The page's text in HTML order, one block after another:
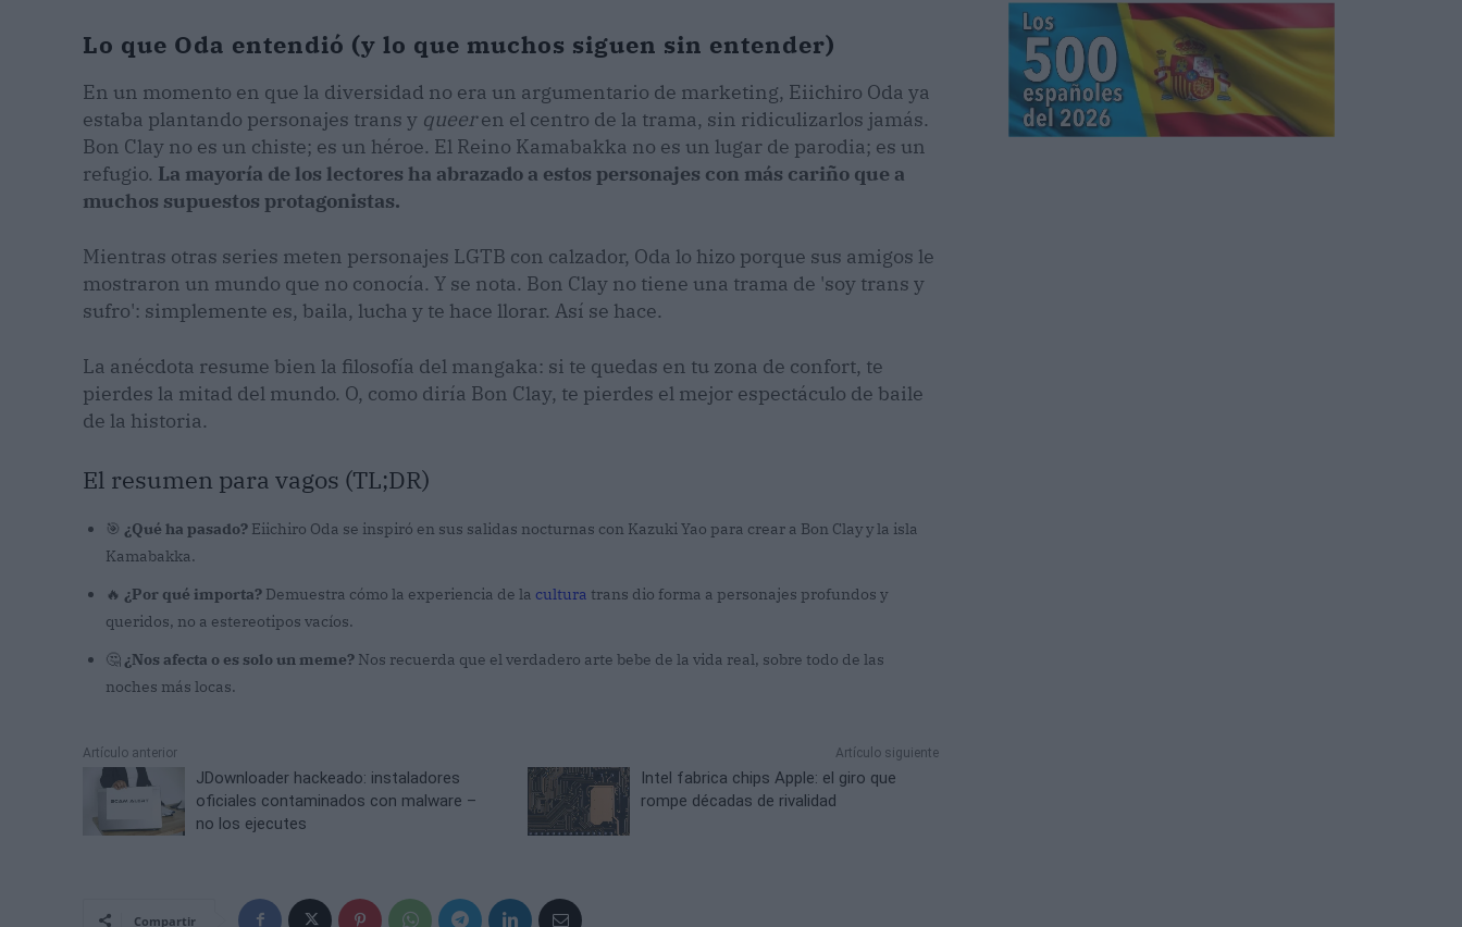
Lo que Oda entendió (y lo que muchos siguen sin entender)
En un momento en que la diversidad no era un argumentario de marketing, Eiichiro Oda ya
estaba plantando personajes trans y queeren el centro de la trama, sin ridiculizarlos jamás.
Bon Clay no es un chiste; es un héroe. El Reino Kamabakka no es un lugar de parodia; es un
refugio. La mayoría de los lectores ha abrazado a estos personajes con más cariño que a
muchos supuestos protagonistas.
Mientras otras series meten personajes LGTB con calzador, Oda lo hizo porque sus amigos le
mostraron un mundo que no conocía. Y se nota. Bon Clay no tiene una trama de 'soy trans y
sufro': simplemente es, baila, lucha y te hace llorar. Así se hace.
La anécdota resume bien la filosofía del mangaka: si te quedas en tu zona de confort, te
pierdes la mitad del mundo. O, como diría Bon Clay, te pierdes el mejor espectáculo de baile
de la historia.
El resumen para vagos (TL;DR)
🎯 ¿Qué ha pasado? Eiichiro Oda se inspiró en sus salidas nocturnas con Kazuki Yao para crear a Bon Clay y la isla
Kamabakka.
🔥 ¿Por qué importa? Demuestra cómo la experiencia de la cultura trans dio forma a personajes profundos y
queridos, no a estereotipos vacíos.
🤔 ¿Nos afecta o es solo un meme? Nos recuerda que el verdadero arte bebe de la vida real, sobre todo de las
noches más locas.
Artículo anterior
JDownloader hackeado: instaladores
oficiales contaminados con malware –
no los ejecutes
Artículo siguiente
Intel fabrica chips Apple: el giro que
rompe décadas de rivalidad
Compartir